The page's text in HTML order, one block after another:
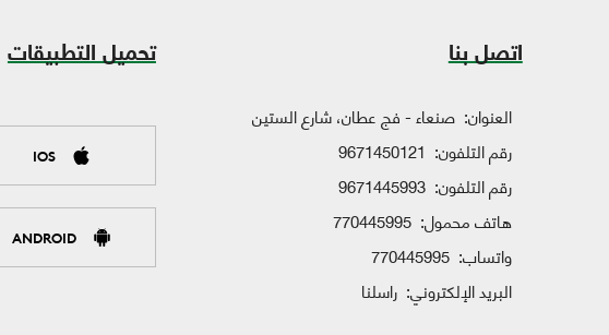
اتصل بنا
العنوان: صنعاء - فج عطان، شارع الستين
رقم التلفون: 9671450121
رقم التلفون: 9671445993
هاتف محمول: 770445995
واتساب: 770445995
البريد الإلكتروني: راسلنا
تحميل التطبيقات
IOS
ANDROID